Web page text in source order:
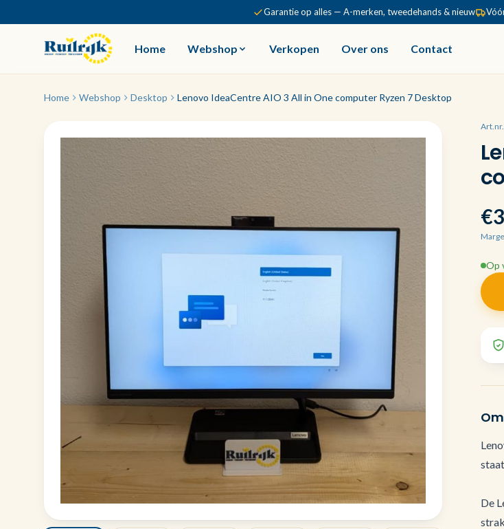
Garantie op alles — A-merken, tweedehands & nieuw
Home Webshop Verkopen Over ons Contact
Home Webshop Desktop Lenovo IdeaCentre AIO 3 All in One computer Ryzen 7 Desktop
Op
De